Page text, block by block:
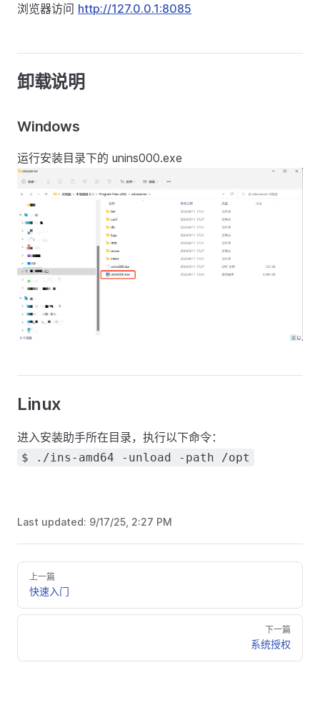
浏览器访问 http://127.0.0.1:8085
卸载说明
Windows
运行安装目录下的 unins000.exe
Linux
进入安装助手所在目录，执行以下命令：
$ ./ins-amd64 -unload -path /opt
Last updated: 9/17/25, 2:27 PM
上一篇
快速入门
下一篇
系统授权